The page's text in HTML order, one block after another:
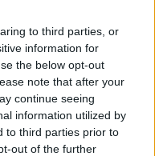
to third parties, or
information for
the below opt-out
note that after your
continue seeing
information utilized by
to third parties prior to
out of the further
ultime news